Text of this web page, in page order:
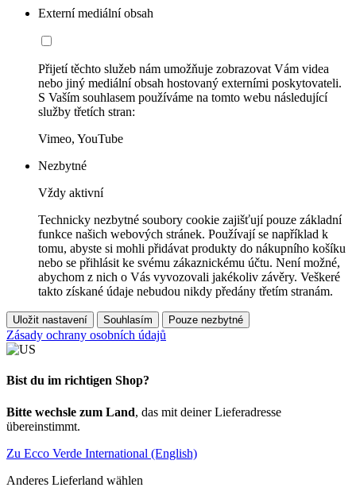
Externí mediální obsah
Přijetí těchto služeb nám umožňuje zobrazovat Vám videa
nebo jiný mediální obsah hostovaný externími poskytovateli.
S Vaším souhlasem používáme na tomto webu následující
služby třetích stran:
Vimeo, YouTube
Nezbytné
Vždy aktivní
Technicky nezbytné soubory cookie zajišťují pouze základní
funkce našich webových stránek. Používají se například k
tomu, abyste si mohli přidávat produkty do nákupního košíku
nebo se přihlásit ke svému zákaznickému účtu. Není možné,
abychom z nich o Vás vyvozovali jakékoliv závěry. Veškeré
takto získané údaje nebudou nikdy předány třetím stranám.
Uložit nastavení Souhlasím Pouze nezbytné
Zásady ochrany osobních údajů
Bist du im richtigen Shop?
Bitte wechsle zum Land, das mit deiner Lieferadresse
übereinstimmt.
Zu Ecco Verde International (English)
Anderes Lieferland wählen